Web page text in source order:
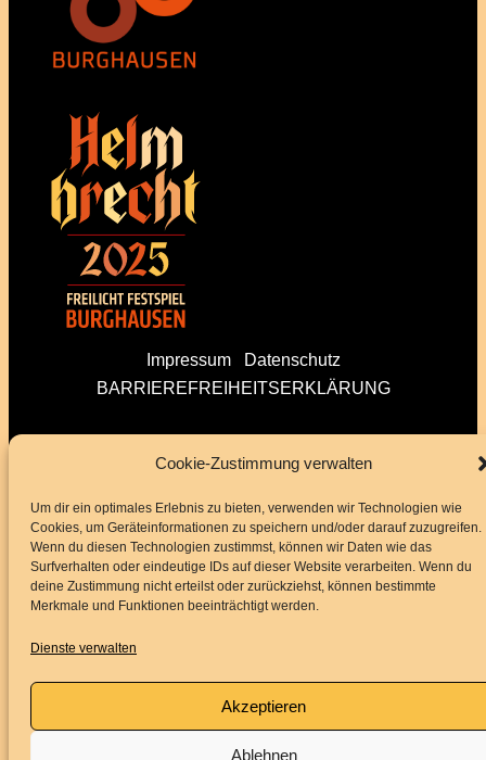
Cookie-Zustimmung verwalten
Um dir ein optimales Erlebnis zu bieten, verwenden wir Technologien wie
Cookies, um Geräteinformationen zu speichern und/oder darauf zuzugreifen.
Wenn du diesen Technologien zustimmst, können wir Daten wie das
Surfverhalten oder eindeutige IDs auf dieser Website verarbeiten. Wenn du
deine Zustimmung nicht erteilst oder zurückziehst, können bestimmte
Merkmale und Funktionen beeinträchtigt werden.
Dienste verwalten
Akzeptieren
Ablehnen
Impressum
Datenschutz
BARRIEREFREIHEITSERKLÄRUNG
Folge uns
InstagramFacebook YouTube
Service
Kontakt
Downloads